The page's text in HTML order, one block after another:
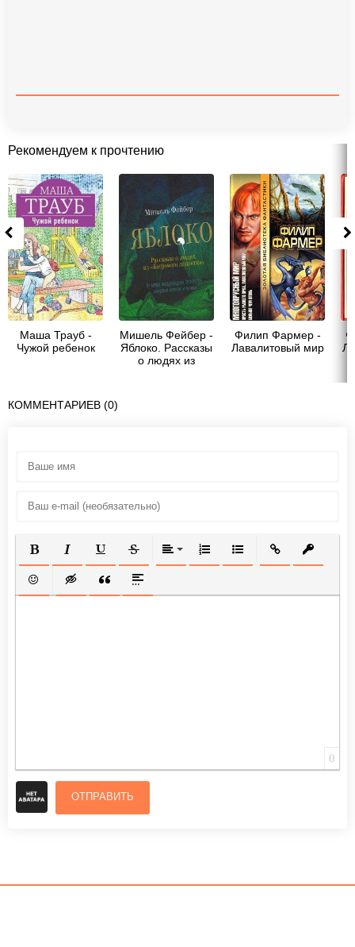
Рекомендуем к прочтению
Маша Трауб -
Чужой ребенок
Мишель Фейбер -
Яблоко. Рассказы
о людях из
Филип Фармер -
Лавалитовый мир
КОММЕНТАРИЕВ (0)
ПОЛУЖИРНЫЙ
КУРСИВПОДЧЕРКНУТЫЙ
ЗАЧЕРКНУТЫЙВЫРАВНИВАНИЕ
НУМЕРОВАННЫЙ СПИСОК
МАРКИРОВАННЫЙ
ВСТАВИТЬ
ВСТАВИТЬ СМАЙЛИК
ВСТАВКА СКРЫТОГО ТЕКСТА
ВСТАВКА ЦИТАТЫ
ВСТАВКА СПОЙЛЕРА
0
ОТПРАВИТЬ